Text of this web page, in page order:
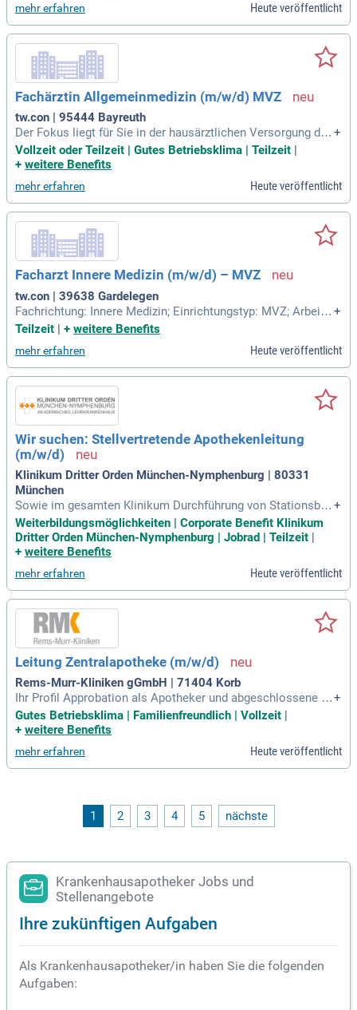
atorische Fähigkeiten
mehr erfahren Heute veröffentlicht
Fachärztin Allgemeinmedizin (m/w/d) MVZ
tw.con | 95444 Bayreuth
Der Fokus liegt für Sie in der hausärztlichen Versorgung der
Patienten. Das MVZ legt sehr viel Wert auf eine hochwertige
medizinische Versorgung, sodass die verschiedenen Fachpr
+
Vollzeit oder Teilzeit | Gutes Betriebsklima | Teilzeit
+ weitere Benefits
mehr erfahren Heute veröffentlicht
Facharzt Innere Medizin (m/w/d) – MVZ
tw.con | 39638 Gardelegen
Fachrichtung: Innere Medizin; Einrichtungstyp: MVZ; Arbeits
zeit: Vollzeit, Teilzeit; Beginn: Zum nächstmöglichen Zeitpu
endetails: Als Facharzt für Innere Medizin (m/w/d) sind Sie f
ür die umfassende hausärztliche
+
Teilzeit | + weitere Benefits
mehr erfahren Heute veröffentlicht
Wir suchen: Stellvertretende Apothekenleitung
(m/w/d)
Klinikum Dritter Orden München-Nymphenburg | 80331
München
Sowie im gesamten Klinikum Durchführung von Stationsbeg
ehungen Teilnahme am Rufbereitschaftsdienst Ihre Qualifika
tion: Approbation als Apotheker Berufserfahrung in einer Kr
ankenhausapotheke Führungserfahrung mit dem Wunsch di
+
Weiterbildungsmöglichkeiten | Corporate Benefit Klinikum
Dritter Orden München-Nymphenburg | Jobrad | Teilzeit |
+ weitere Benefits
mehr erfahren Heute veröffentlicht
Leitung Zentralapotheke (m/w/d)
Rems-Murr-Kliniken gGmbH | 71404 Korb
Ihr Profil Approbation als Apotheker und abgeschlossene W
eiterbildung zum Fachapotheker jeweils (m/w/d) Mehrjährig
e Berufserfahrung in einer Krankenhausapotheke Erfahrung i
in den Bereichen Onkologie
+
Gutes Betriebsklima | Familienfreundlich | Vollzeit
+ weitere Benefits
mehr erfahren Heute veröffentlicht
1 2 3 4 5 nächste
Krankenhausapotheker Jobs und
Stellenangebote
Ihre zukünftigen Aufgaben
Als Krankenhausapotheker/in haben Sie die folgenden
Aufgaben: